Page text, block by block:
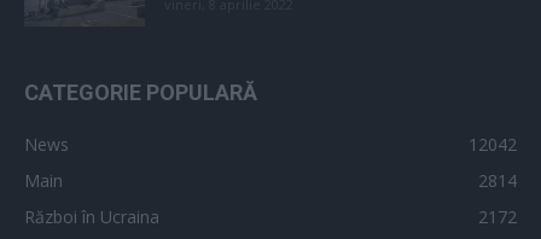
CATEGORIE POPULARĂ
News
12042
Main
2814
Război în Ucraina
2172